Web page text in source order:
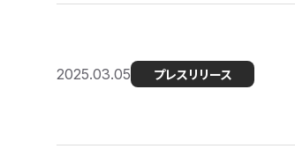
2025.03.05 プレスリリース